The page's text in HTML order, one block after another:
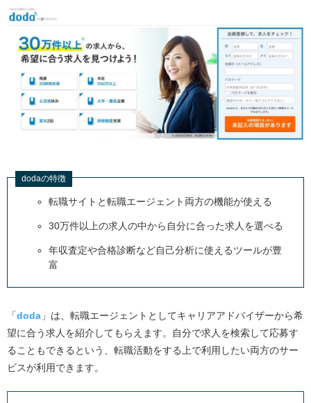
dodaの特徴
転職サイトと転職エージェント両方の機能が使える
30万件以上の求人の中から自分に合った求人を選べる
年収査定や合格診断など自己分析に使えるツールが豊
富
「doda」は、転職エージェントとしてキャリアアドバイザーから希
望に合う求人を紹介してもらえます。自分で求人を検索して応募す
ることもできるという、転職活動をする上で利用したい両方のサー
ビスが利用できます。